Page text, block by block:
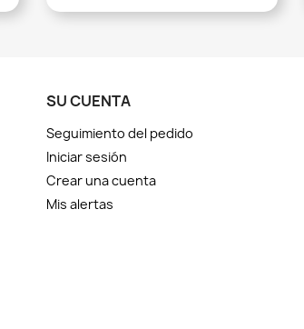
SU CUENTA
Seguimiento del pedido
Iniciar sesión
Crear una cuenta
Mis alertas